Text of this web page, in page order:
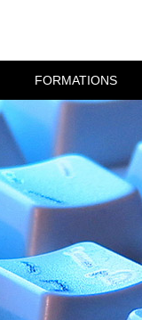
FORMATIONS